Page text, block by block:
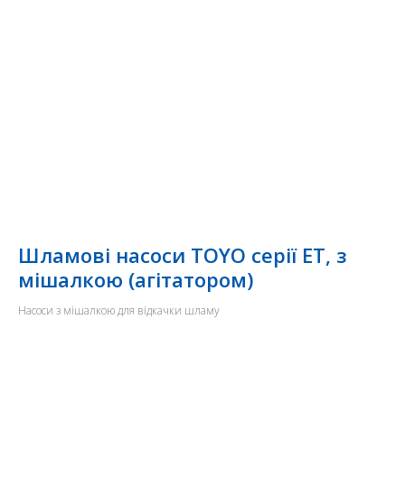
Шламові насоси TOYO серії ET, з
мішалкою (агітатором)
Насоси з мішалкою для відкачки шламу